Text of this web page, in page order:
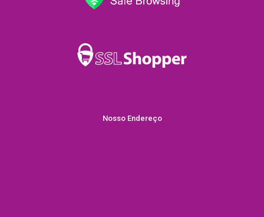
Nosso Endereço